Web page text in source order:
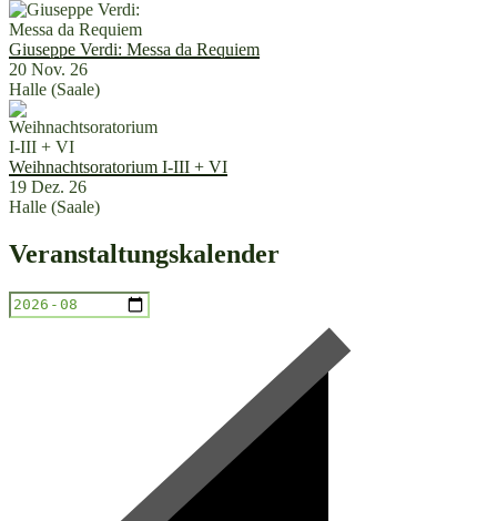
Giuseppe Verdi: Messa da Requiem
20 Nov. 26
Halle (Saale)
Weihnachtsoratorium I-III + VI
19 Dez. 26
Halle (Saale)
Veranstaltungskalender